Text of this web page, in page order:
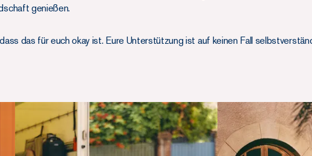
genießen.
das für euch okay ist. Eure Unterstützung ist auf keinen Fall